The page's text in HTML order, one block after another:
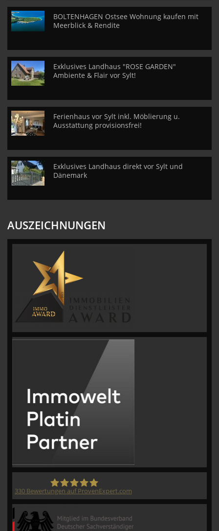
BOLTENHAGEN Ostsee Wohnung kaufen mit
Meerblick & Rendite
Exklusives Landhaus "ROSE GARDEN"
Ambiente & Flair vor Sylt!
Ferienhaus vor Sylt inkl. Möblierung u.
Ausstattung provisionsfrei!
Exklusives Landhaus direkt vor Sylt und
Dänemark
AUSZEICHNUNGEN
330 Bewertungen auf ProvenExpert.com